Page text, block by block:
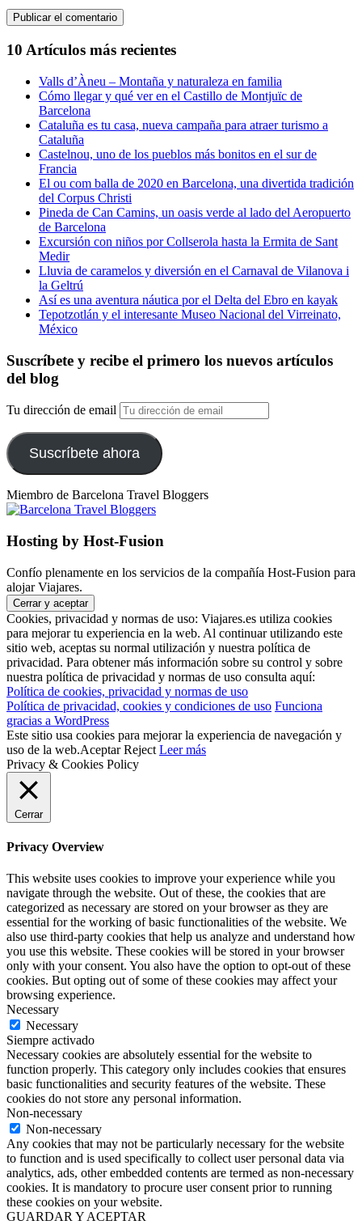
10 Artículos más recientes
Valls d’Àneu – Montaña y naturaleza en familia
Cómo llegar y qué ver en el Castillo de Montjuïc de
Barcelona
Cataluña es tu casa, nueva campaña para atraer turismo a
Cataluña
Castelnou, uno de los pueblos más bonitos en el sur de
Francia
El ou com balla de 2020 en Barcelona, una divertida tradición
del Corpus Christi
Pineda de Can Camins, un oasis verde al lado del Aeropuerto
de Barcelona
Excursión con niños por Collserola hasta la Ermita de Sant
Medir
Lluvia de caramelos y diversión en el Carnaval de Vilanova i
la Geltrú
Así es una aventura náutica por el Delta del Ebro en kayak
Tepotzotlán y el interesante Museo Nacional del Virreinato,
México
Suscríbete y recibe el primero los nuevos artículos
del blog
Tu dirección de email
Suscríbete ahora
Miembro de Barcelona Travel Bloggers
Hosting by Host-Fusion
Confío plenamente en los servicios de la compañía Host-Fusion para
alojar Viajares.
Cookies, privacidad y normas de uso: Viajares.es utiliza cookies
para mejorar tu experiencia en la web. Al continuar utilizando este
sitio web, aceptas su normal utilización y nuestra política de
privacidad. Para obtener más información sobre su control y sobre
nuestra política de privacidad y normas de uso consulta aquí:
Política de cookies, privacidad y normas de uso
Política de privacidad, cookies y condiciones de uso Funciona
gracias a WordPress
Este sitio usa cookies para mejorar la experiencia de navegación y
uso de la web.Aceptar Reject Leer más
Privacy & Cookies Policy
Cerrar
Privacy Overview
This website uses cookies to improve your experience while you
navigate through the website. Out of these, the cookies that are
categorized as necessary are stored on your browser as they are
essential for the working of basic functionalities of the website. We
also use third-party cookies that help us analyze and understand how
you use this website. These cookies will be stored in your browser
only with your consent. You also have the option to opt-out of these
cookies. But opting out of some of these cookies may affect your
browsing experience.
Necessary
Necessary
Siempre activado
Necessary cookies are absolutely essential for the website to
function properly. This category only includes cookies that ensures
basic functionalities and security features of the website. These
cookies do not store any personal information.
Non-necessary
Non-necessary
Any cookies that may not be particularly necessary for the website
to function and is used specifically to collect user personal data via
analytics, ads, other embedded contents are termed as non-necessary
cookies. It is mandatory to procure user consent prior to running
these cookies on your website.
GUARDAR Y ACEPTAR